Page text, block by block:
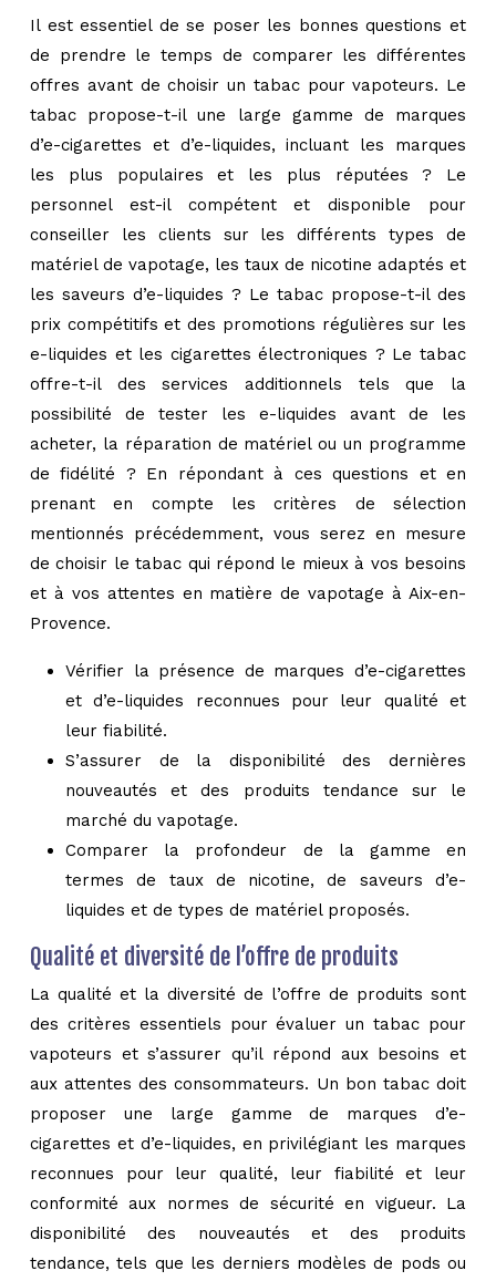
Il est essentiel de se poser les bonnes questions et
de prendre le temps de comparer les différentes
offres avant de choisir un tabac pour vapoteurs. Le
tabac propose-t-il une large gamme de marques
d’e-cigarettes et d’e-liquides, incluant les marques
les plus populaires et les plus réputées ? Le
personnel est-il compétent et disponible pour
conseiller les clients sur les différents types de
matériel de vapotage, les taux de nicotine adaptés et
les saveurs d’e-liquides ? Le tabac propose-t-il des
prix compétitifs et des promotions régulières sur les
e-liquides et les cigarettes électroniques ? Le tabac
offre-t-il des services additionnels tels que la
possibilité de tester les e-liquides avant de les
acheter, la réparation de matériel ou un programme
de fidélité ? En répondant à ces questions et en
prenant en compte les critères de sélection
mentionnés précédemment, vous serez en mesure
de choisir le tabac qui répond le mieux à vos besoins
et à vos attentes en matière de vapotage à Aix-en-
Provence.
Vérifier la présence de marques d’e-cigarettes
et d’e-liquides reconnues pour leur qualité et
leur fiabilité.
S’assurer de la disponibilité des dernières
nouveautés et des produits tendance sur le
marché du vapotage.
Comparer la profondeur de la gamme en
termes de taux de nicotine, de saveurs d’e-
liquides et de types de matériel proposés.
Qualité et diversité de l’offre de produits
La qualité et la diversité de l’offre de produits sont
des critères essentiels pour évaluer un tabac pour
vapoteurs et s’assurer qu’il répond aux besoins et
aux attentes des consommateurs. Un bon tabac doit
proposer une large gamme de marques d’e-
cigarettes et d’e-liquides, en privilégiant les marques
reconnues pour leur qualité, leur fiabilité et leur
conformité aux normes de sécurité en vigueur. La
disponibilité des nouveautés et des produits
tendance, tels que les derniers modèles de pods ou